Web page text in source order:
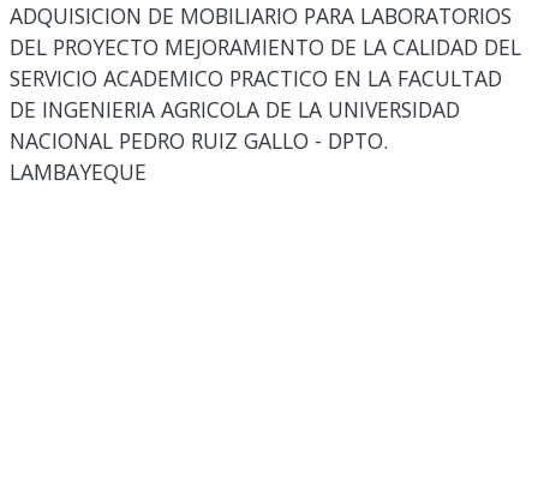
ADQUISICION DE MOBILIARIO PARA LABORATORIOS
DEL PROYECTO MEJORAMIENTO DE LA CALIDAD DEL
SERVICIO ACADEMICO PRACTICO EN LA FACULTAD
DE INGENIERIA AGRICOLA DE LA UNIVERSIDAD
NACIONAL PEDRO RUIZ GALLO - DPTO.
LAMBAYEQUE